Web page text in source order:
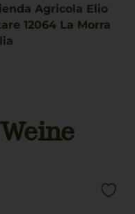
Agricola Elio
12064 La Morra
L